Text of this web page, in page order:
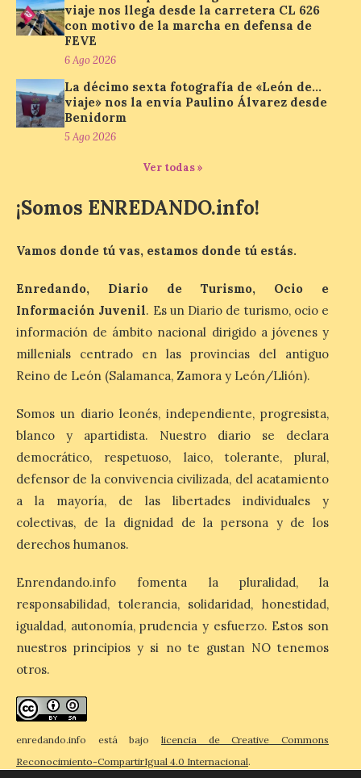
7 Ago 2026
La cadena hotelera pública
volverá a estar presente
en la zona de descanso
junto al control de firmas
y, como novedad, en el
Leaders Lounge, dos espacios exclusivos
para los ciclistas. El recorrido de La
Vuelta discurrirá junto a 17 […]
total del 12 de agosto.
Dónde alojarse y a qué
7 Ago 2026
León es la provincia más
económica (116€/noche),
pero también una de las
de alojamientos libres.
Zamora, Palencia y Álava son las
provincias con menos margen: apenas un
1% de los alojamientos siguen libres para
esas […]
El eclipse genera un boom
de reservas hoteleras y
según SiteMinder
7 Ago 2026
Asturias lidera el impacto
auge de la demanda redefine la
planificación: reservas más anticipadas y
estancias más breves en torno al evento.
Madrid, 7 agosto de […]
viaje nos llega desde la carretera CL 626
con motivo de la marcha en defensa de
FEVE
6 Ago 2026
La décimo sexta fotografía de «León de…
viaje» nos la envía Paulino Álvarez desde
Benidorm
5 Ago 2026
Ver todas »
¡Somos ENREDANDO.info!
Vamos donde tú vas, estamos donde tú estás.
Enredando, Diario de Turismo, Ocio e
Información Juvenil. Es un Diario de turismo, ocio e
información de ámbito nacional dirigido a jóvenes y
millenials centrado en las provincias del antiguo
Reino de León (Salamanca, Zamora y León/Llión).
Somos un diario leonés, independiente, progresista,
blanco y apartidista. Nuestro diario se declara
democrático, respetuoso, laico, tolerante, plural,
defensor de la convivencia civilizada, del acatamiento
a la mayoría, de las libertades individuales y
colectivas, de la dignidad de la persona y de los
derechos humanos.
Enrendando.info fomenta la pluralidad, la
responsabilidad, tolerancia, solidaridad, honestidad,
igualdad, autonomía, prudencia y esfuerzo. Estos son
nuestros principios y si no te gustan NO tenemos
otros.
enredando.info está bajo licencia de Creative Commons
Reconocimiento-CompartirIgual 4.0 Internacional.